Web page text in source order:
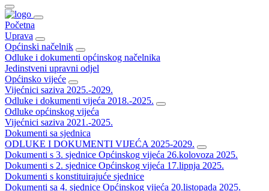
Početna
Uprava
Općinski načelnik
Odluke i dokumenti općinskog načelnika
Jedinstveni upravni odjel
Općinsko vijeće
Vijećnici saziva 2025.-2029.
Odluke i dokumenti vijeća 2018.-2025.
Odluke općinskog vijeća
Vijećnici saziva 2021.-2025.
Dokumenti sa sjednica
ODLUKE I DOKUMENTI VIJEĆA 2025-2029.
Dokumenti s 3. sjednice Općinskog vijeća 26.kolovoza 2025.
Dokumenti s 2. sjednice Općinskog vijeća 17.lipnja 2025.
Dokumenti s konstituirajuće sjednice
Dokumenti sa 4. sjednice Općinskog vijeća 20.listopada 2025.